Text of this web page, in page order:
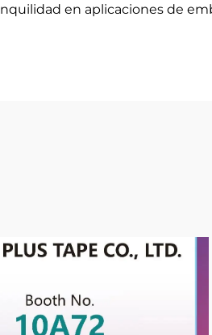
en aplicaciones de